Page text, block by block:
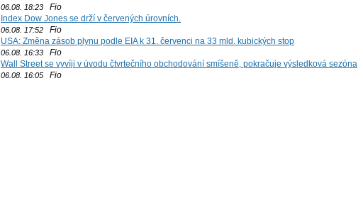
06.08. 18:23 Fio
Index Dow Jones se drží v červených úrovních.
06.08. 17:52 Fio
USA: Změna zásob plynu podle EIA k 31. červenci na 33 mld. kubických stop
06.08. 16:33 Fio
Wall Street se vyvíji v úvodu čtvrtečního obchodování smíšeně, pokračuje výsledková sezóna
06.08. 16:05 Fio